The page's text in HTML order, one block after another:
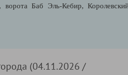
ворота Баб Эль-Кебир,
(04.11.2026 /